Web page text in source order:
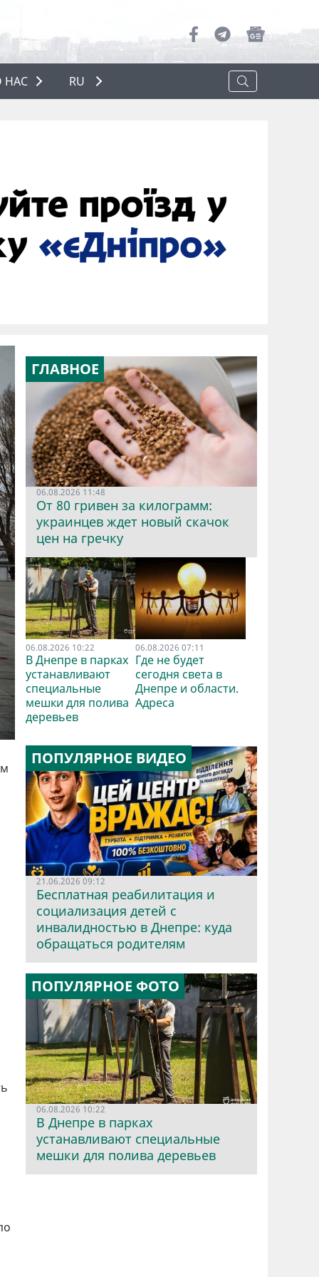
НАС
О НАС
RU
ГЛАВНОЕ
06.08.2026 11:48
От 80 гривен за килограмм:
украинцев ждет новый скачок
цен на гречку
06.08.2026 10:22
В Днепре в парках
устанавливают
специальные
мешки для полива
деревьев
06.08.2026 07:11
Где не будет
сегодня света в
Днепре и области.
Адреса
ПОПУЛЯРНОЕ ВИДЕО
21.06.2026 09:12
Бесплатная реабилитация и
социализация детей с
инвалидностью в Днепре: куда
обращаться родителям
ПОПУЛЯРНОЕ ФОТО
06.08.2026 10:22
В Днепре в парках
устанавливают специальные
мешки для полива деревьев